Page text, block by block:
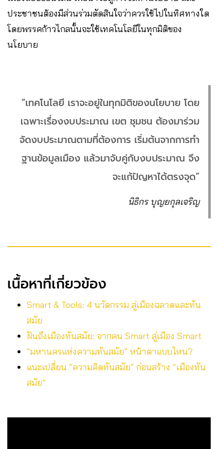
ประชาชนต้องมีส่วนร่วมตัดสินใจว่าควรใช้ไปในทิศทางใด
โดยพรรคก้าวไกลนั้นจะใช้เทคโนโลยีในทุกมิติของ
นโยบาย
“เทคโนโลยี เราจะอยู่ในทุกมิติของนโยบาย โดย
เฉพาะเรื่องงบประมาณ เขต ชุมชน ต้องมาร่วม
จัดงบประมาณตามที่ต้องการ เริ่มต้นจากการทำ
ฐานข้อมูลเมือง แล้วมาจับคู่กับงบประมาณ จึง
จะแก้ปัญหาได้ตรงจุด”
นิธิกร บุญยกุลเจริญ
เนื้อหาที่เกี่ยวข้อง
Smart & Tools: 4 นวัตกรรม สู่เมืองฉลาดและทัน
สมัย
ฝันถึงเมืองทันสมัย: จากคน Smart สู่เมือง Smart
“มหานครแห่งความทันสมัย” หน้าตาแบบไหน?
แนะเปลี่ยน “ความคิดทันสมัย” ก่อนสร้าง “เมืองทัน
สมัย”